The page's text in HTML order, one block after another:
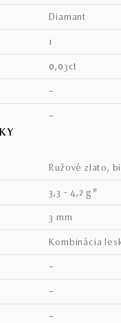
diamant
1
0,03ct
–
–
ružové zlato,
3,3 - 4,2 g*
3 mm
kombinácia
–
–
–